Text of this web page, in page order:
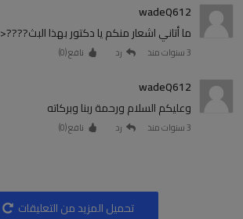
wadeQ612
ما أتاني اشعار منكم يا دكتور بهذا البث????<br>لييه
3 سنوات منذ رد نافع (0
)
wadeQ612
وعليكم السلام ورحمة ربنا وبركاته
3 سنوات منذ رد نافع (0
)
تحميل المزيد من التعليقات